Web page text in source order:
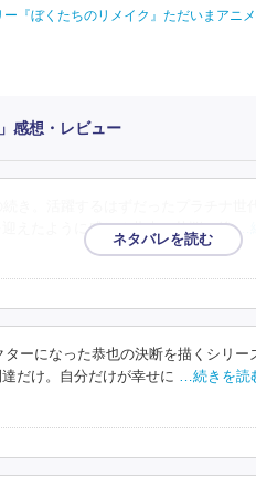
『ぼくたちのリメイク』ただいまアニ
感想・レビュー
えたように感じる恭也の苦悩と後 …
ーになった恭也の決断を描くシリ
だけ。自分だけが幸せに …続きを読